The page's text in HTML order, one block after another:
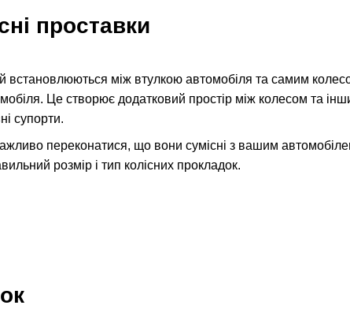
проставки
встановлюються між втулкою автомобіля та самим
Це створює додатковий простір між колесом та
супорти.
переконатися, що вони сумісні з вашим
розмір і тип колісних прокладок.